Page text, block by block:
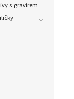
s gravírem